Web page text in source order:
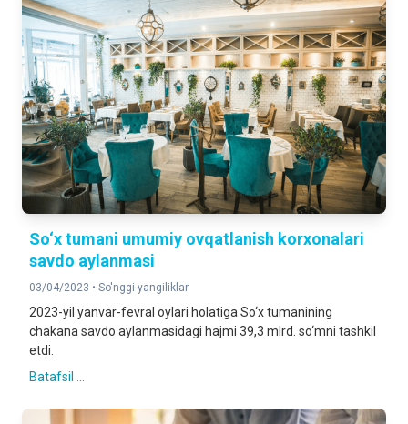
So‘x tumani umumiy ovqatlanish korxonalari
savdo aylanmasi
03/04/2023 • So'nggi yangiliklar
2023-yil yanvar-fevral oylari holatiga So‘x tumanining
chakana savdo aylanmasidagi hajmi 39,3 mlrd. so‘mni tashkil
etdi.
Batafsil ...